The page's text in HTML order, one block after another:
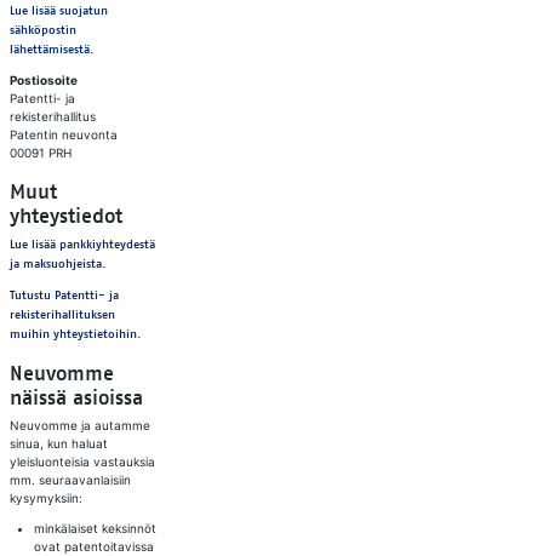
Lue lisää suojatun
sähköpostin
lähettämisestä.
Postiosoite
Patentti- ja
rekisterihallitus
Patentin neuvonta
00091 PRH
Muut
yhteystiedot
Lue lisää pankkiyhteydestä
ja maksuohjeista.
Tutustu Patentti- ja
rekisterihallituksen
muihin yhteystietoihin.
Neuvomme
näissä asioissa
Neuvomme ja autamme
sinua, kun haluat
yleisluonteisia vastauksia
mm. seuraavanlaisiin
kysymyksiin:
minkälaiset keksinnöt
ovat patentoitavissa